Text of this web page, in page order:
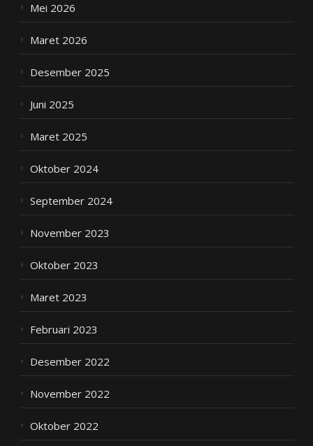
Mei 2026
Maret 2026
Desember 2025
Juni 2025
Maret 2025
Oktober 2024
September 2024
November 2023
Oktober 2023
Maret 2023
Februari 2023
Desember 2022
November 2022
Oktober 2022